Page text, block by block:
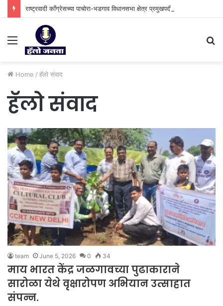
Menu
Home / ⁠हॅलो संवाद
⁠हॅलो संवाद
team June 5, 2026 0 34
माय भारत केंद्र जळगावच्या पुढाकाराने
सारोळा येथे वृक्षारोपण अभियान उत्साहात
संपन्न.